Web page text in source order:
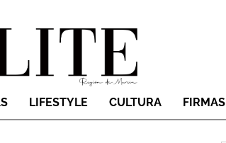
LIFESTYLE CULTURA FIRMAS